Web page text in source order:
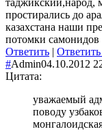
простирались до
казахстана наши
потомки самонидов
Ответить |
#Admin04.10.2012
Цитата:
уважаемый
поводу